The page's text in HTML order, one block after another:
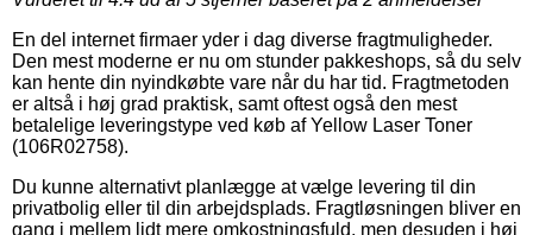
En del internet firmaer yder i dag diverse fragtmuligheder.
Den mest moderne er nu om stunder pakkeshops, så du selv
kan hente din nyindkøbte vare når du har tid. Fragtmetoden
er altså i høj grad praktisk, samt oftest også den mest
betalelige leveringstype ved køb af Yellow Laser Toner
(106R02758).
Du kunne alternativt planlægge at vælge levering til din
privatbolig eller til din arbejdsplads. Fragtløsningen bliver en
gang i mellem lidt mere omkostningsfuld, men desuden i høj